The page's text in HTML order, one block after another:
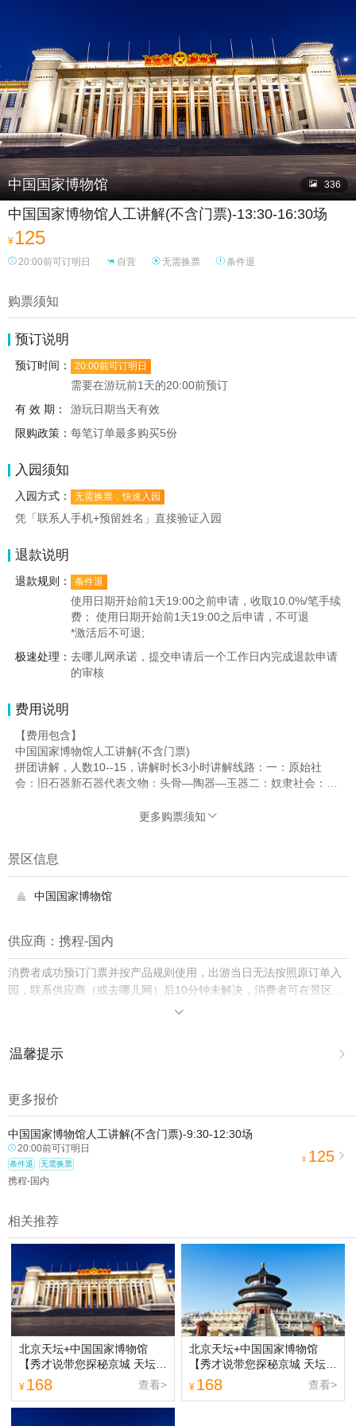
中国国家博物馆  336
中国国家博物馆人工讲解(不含门票)-13:30-16:30场
¥125
20:00前可订明日 自营 无需换票 条件退
购票须知
预订说明
预订时间： 20:00前可订明日
需要在游玩前1天的20:00前预订
有 效 期：
游玩日期当天有效
限购政策： 每笔订单最多购买5份
入园须知
入园方式： 无需换票，快速入园
凭「联系人手机+预留姓名」直接验证入园
退款说明
退款规则： 条件退
使用日期开始前1天19:00之前申请，收取10.0%/笔手续
费； 使用日期开始前1天19:00之后申请，不可退
*激活后不可退;
极速处理： 去哪儿网承诺，提交申请后一个工作日内完成退款申请
的审核
费用说明
【费用包含】
中国国家博物馆人工讲解(不含门票)
拼团讲解，人数10--15，讲解时长3小时讲解线路：一：原始社
会：旧石器新石器代表文物：头骨—陶器—玉器二：奴隶社会：夏
器三：封建社会：秦汉唐宋元明清代表文物：生活实用器的各种陪
门票
更多购票须知 
景区信息
 中国国家博物馆
供应商：携程-国内
消费者成功预订门票并按产品规则使用，出游当日无法按照原订单入
园，联系供应商（或去哪儿网）后10分钟未解决，消费者可在景区购
买门市价入园并保留票根，去哪儿网将双倍赔付差价。

温馨提示 
动（如跳伞、潜水、滑雪等）前，请务必仔细阅读
2.为普及旅游安全知识及旅游文明公约，使您的旅程顺利圆满完成，
特制定《去哪儿网旅游安全手册》，请您认真阅读并切实遵守。
更多报价
中国国家博物馆人工讲解(不含门票)-9:30-12:30场
20:00前可订明日
条件退 无需换票
携程-国内
¥ 125 
相关推荐
北京天坛+中国国家博物馆
【秀才说带您探秘京城 天坛深
度讲解】【[遇见天坛，含联
票]秀才说导游带领探秘百年历
史沉淀下的神秘天坛，了解天
¥ 168 查看>
北京天坛+中国国家博物馆
【秀才说带您探秘京城 天坛深
度讲解】【[遇见天坛，含联
票]秀才说导游带领探秘百年历
¥ 168 查看>